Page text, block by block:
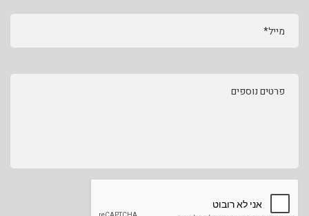
מייל*
פרטים נוספים